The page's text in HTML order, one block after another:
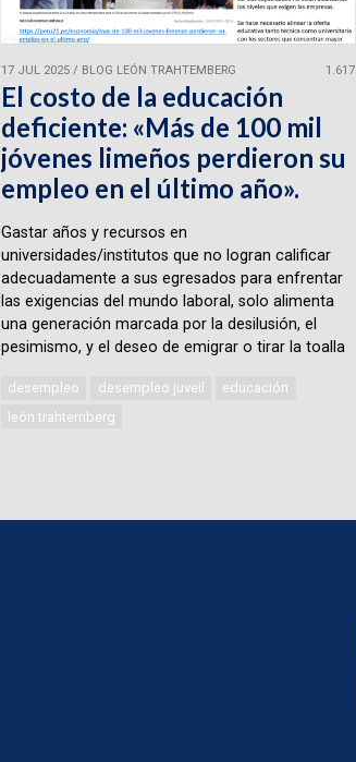
17 JUL 2025/ BLOG LEÓN TRAHTEMBERG 1.617
El costo de la educación
deficiente: «Más de 100 mil
jóvenes limeños perdieron su
empleo en el último año».
Gastar años y recursos en
universidades/institutos que no logran calificar
adecuadamente a sus egresados para enfrentar
las exigencias del mundo laboral, solo alimenta
una generación marcada por la desilusión, el
pesimismo, y el deseo de emigrar o tirar la toalla
desempleo desempleo juveil
educación
león trahtemberg